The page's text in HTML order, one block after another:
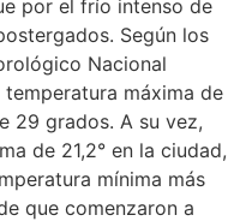
por el frío intenso de
Según los
Nacional
máxima de
29 grados. A su vez,
de 21,2° en la ciudad,
mínima más
que comenzaron a